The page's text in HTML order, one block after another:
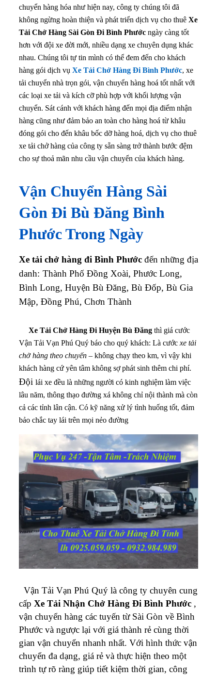
chuyển hàng hóa như hiện nay, công ty chúng tôi đã
không ngừng hoàn thiện và phát triển dịch vụ cho thuê Xe
Tải Chở Hàng Sài Gòn Đi Bình Phước ngày càng tốt
hơn với đội xe đời mới, nhiều dạng xe chuyên dụng khác
nhau. Chúng tôi tự tin mình có thể đem đến cho khách
hàng gói dịch vụ Xe Tải Chở Hàng Đi Bình Phước, xe
tải chuyển nhà trọn gói, vận chuyển hàng hoá tốt nhất với
các loại xe tải và kích cỡ phù hợp với khối lượng vận
chuyển. Sát cánh với khách hàng đến mọi địa điểm nhận
hàng cũng như đảm bảo an toàn cho hàng hoá từ khâu
đóng gói cho đến khâu bốc dỡ hàng hoá, dịch vụ cho thuê
xe tải chở hàng của công ty sẵn sàng trở thành bước đệm
cho sự thoả mãn nhu cầu vận chuyển của khách hàng.
Vận Chuyển Hàng Sài
Gòn Đi Bù Đăng Bình
Phước Trong Ngày
Xe tải chở hàng đi Bình Phước đến những địa
danh: Thành Phố Đồng Xoài, Phước Long,
Bình Long, Huyện Bù Đăng, Bù Đốp, Bù Gia
Mập, Đồng Phú, Chơn Thành
Xe Tải Chở Hàng Đi Huyện Bù Đăng thì giá cước
Vận Tải Vạn Phú Quý báo cho quý khách: Là cước xe tải
chở hàng theo chuyến – không chạy theo km, vì vậy khi
khách hàng cứ yên tâm không sợ phát sinh thêm chi phí.
Đội lái xe đều là những người có kinh nghiệm làm việc
lâu năm, thông thạo đường xá không chỉ nội thành mà còn
cả các tỉnh lân cận. Có kỹ năng xử lý tình huống tốt, đảm
bảo chắc tay lái trên mọi nẻo đường
Vận Tải Vạn Phú Quý là công ty chuyên cung
cấp Xe Tải Nhận Chở Hàng Đi Bình Phước ,
vận chuyển hàng các tuyến từ Sài Gòn về Bình
Phước và ngược lại với giá thành rẻ cùng thời
gian vận chuyển nhanh nhất. Với hình thức vận
chuyển đa dạng, giá rẻ và thực hiện theo một
trình tự rõ ràng giúp tiết kiệm thời gian, công